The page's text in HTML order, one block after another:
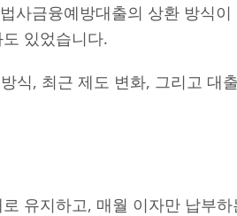
사금융예방대출의 상환 방식
있었습니다.
식, 최근 제도 변화, 그리고 대
유지하고, 매월 이자만 납부